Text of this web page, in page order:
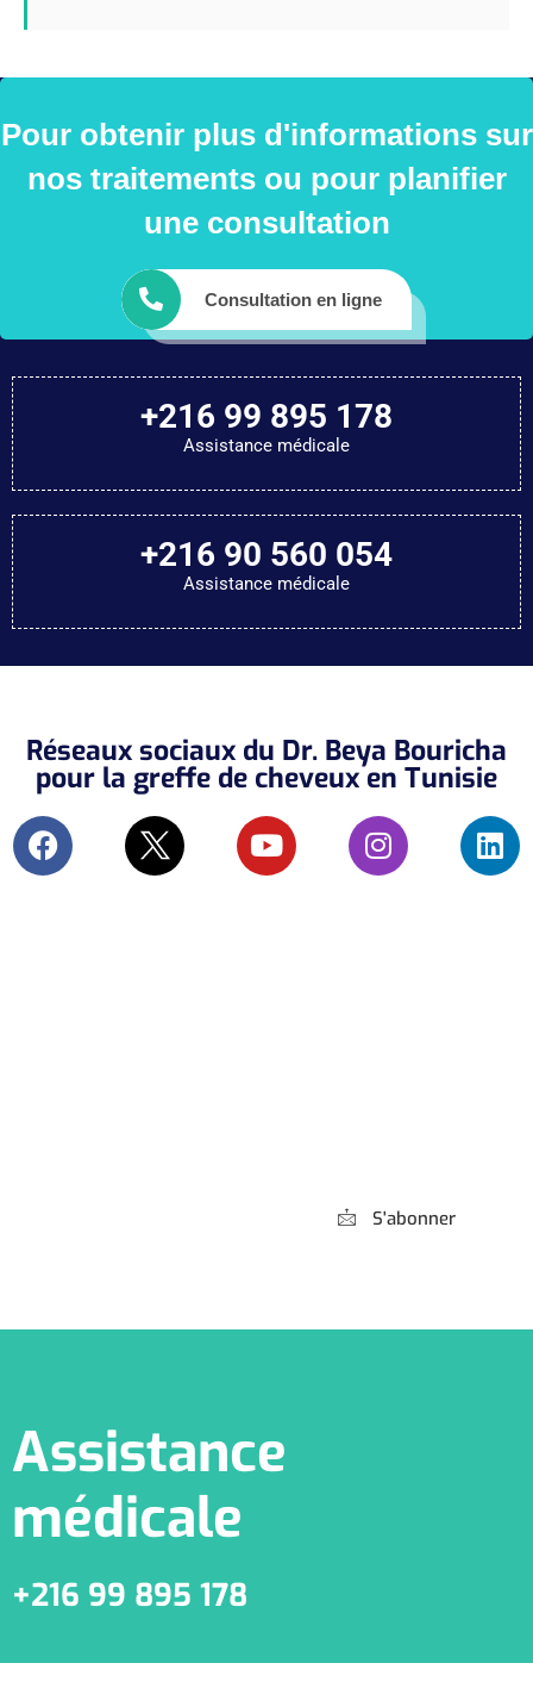
Pour obtenir plus d'informations sur
nos traitements ou pour planifier
une consultation
Consultation en ligne
+216 99 895 178
Assistance médicale
+216 90 560 054
Assistance médicale
Réseaux sociaux du Dr. Beya Bouricha
pour la greffe de cheveux en Tunisie
S'abonner
Assistance
médicale
+216 99 895 178